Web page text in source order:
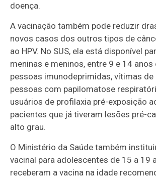
doença.
A vacinação também pode reduzir
novos casos dos outros tipos de
ao HPV. No SUS, ela está disponível
meninas e meninos, entre 9 e 14
pessoas imunodeprimidas, vítimas de
pessoas com papilomatose
usuários de profilaxia pré-exposição
pacientes que já tiveram lesões pré-
alto grau.
O Ministério da Saúde também
vacinal para adolescentes de 15 a 19
receberam a vacina na idade